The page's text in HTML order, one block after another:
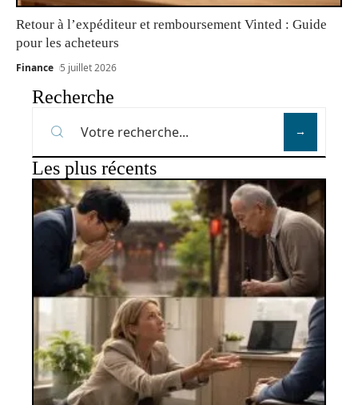
Retour à l’expéditeur et remboursement Vinted : Guide
pour les acheteurs
Finance 5 juillet 2026
Recherche
Les plus récents